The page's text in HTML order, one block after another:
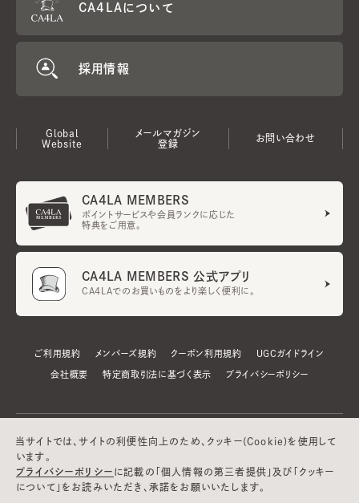
CA4LAについて
採用情報
Global
Website
メールマガジン
登録
お問い合わせ
CA4LA MEMBERS
ポイントサービスや会員ランクに応じた
特典をご用意。
CA4LA MEMBERS 公式アプリ
CA4LAでのお買いものをより楽しく便利に。
ご利用規約 メンバーズ規約 クーポン利用規約 UGCガイドライン
会社概要 特定商取引法に基づく表示 プライバシーポリシー
当サイトでは、サイトの利便性向上のため、クッキー(Cookie)を使用して
います。
プライバシーポリシー に記載の「個人情報の第三者提供」及び「クッキー
について」をお読みいただき、承諾をお願いいたします。